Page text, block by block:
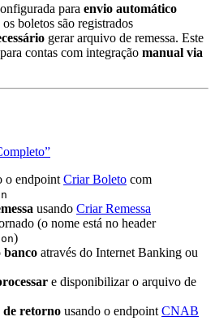
para envio automático
boletos são registrados
gerar arquivo de remessa. Este
contas com integração manual via
o endpointCriar Boleto com
usando Criar Remessa
(o nome está no header
)
banco através do Internet Banking ou
e disponibilizar o arquivo de
de retorno usando o endpointCNAB